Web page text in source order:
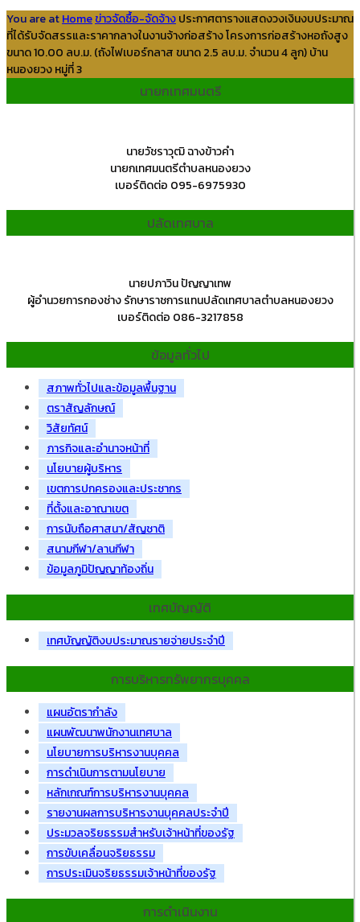
You are atHomeข่าวจัดซื้อ-จัดจ้างประกาศตารางแสดงวงเงินงบประมาณ
ที่ได้รับจัดสรรและราคากลางในงานจ้างก่อสร้าง โครงการก่อสร้างหอถังสูง
ขนาด 10.00 ลบ.ม. (ถังไฟเบอร์กลาส ขนาด 2.5 ลบ.ม. จำนวน 4 ลูก) บ้าน
หนองยวง หมู่ที่ 3
นายกเทศมนตรี
นายวัชราวุฒิ ฉางข้าวคำ
นายกเทศมนตรีตำบลหนองยวง
เบอร์ติดต่อ 095-6975930
ปลัดเทศบาล
นายปภาวิน ปัญญาเทพ
ผู้อำนวยการกองช่าง รักษาราชการแทนปลัดเทศบาลตำบลหนองยวง
เบอร์ติดต่อ 086-3217858
ข้อมูลทั่วไป
สภาพทั่วไปและข้อมูลพื้นฐาน
ตราสัญลักษณ์
วิสัยทัศน์
ภารกิจและอำนาจหน้าที่
นโยบายผู้บริหาร
เขตการปกครองและประชากร
ที่ตั้งและอาณาเขต
การนับถือศาสนา/สัญชาติ
สนามกีฬา/ลานกีฬา
ข้อมูลภูมิปัญญาท้องถิ่น
เทศบัญญัติ
เทศบัญญัติงบประมาณรายจ่ายประจำปี
การบริหารทรัพยากรบุคคล
แผนอัตรากำลัง
แผนพัฒนาพนักงานเทศบาล
นโยบายการบริหารงานบุคคล
การดำเนินการตามนโยบาย
หลักเกณฑ์การบริหารงานบุคคล
รายงานผลการบริหารงานบุคคลประจำปี
ประมวลจริยธรรมสำหรับเจ้าหน้าที่ของรัฐ
การขับเคลื่อนจริยธรรม
การประเมินจริยธรรมเจ้าหน้าที่ของรัฐ
การดำเนินงาน